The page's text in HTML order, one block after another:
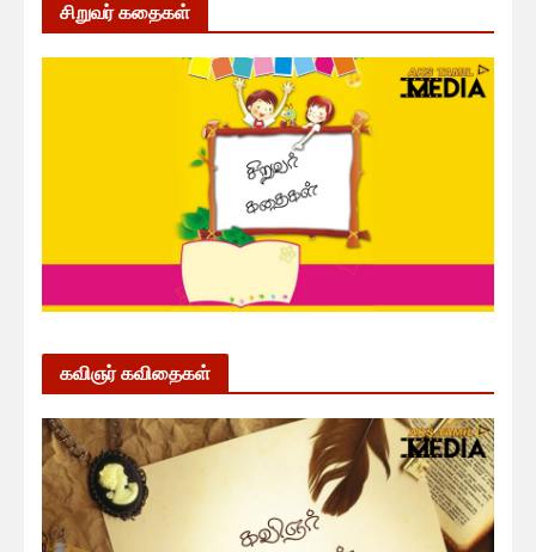
சிறுவர் கதைகள்
கவிஞர் கவிதைகள்